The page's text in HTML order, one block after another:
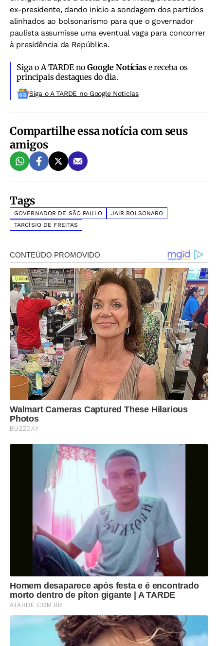
ex-presidente, dando início a sondagem dos partidos
alinhados ao bolsonarismo para que o governador
paulista assumisse uma eventual vaga para concorrer
à presidência da República.
Siga o A TARDE noGoogle Notíciase receba os
principais destaques do dia.
Siga o A TARDE no Google Noticias
Compartilhe essa notícia com seus
amigos
Tags
GOVERNADOR DE SÃO PAULO
JAIR BOLSONARO
TARCÍSIO DE FREITAS